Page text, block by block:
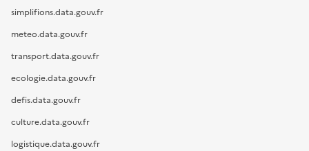
simplifions.data.gouv.fr
meteo.data.gouv.fr
transport.data.gouv.fr
ecologie.data.gouv.fr
defis.data.gouv.fr
culture.data.gouv.fr
logistique.data.gouv.fr